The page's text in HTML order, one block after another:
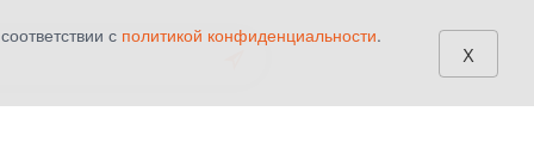
с политикой конфиденциальности.
x